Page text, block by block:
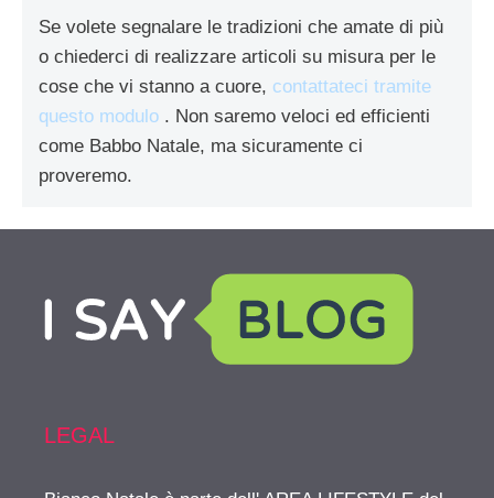
Se volete segnalare le tradizioni che amate di più
o chiederci di realizzare articoli su misura per le
cose che vi stanno a cuore, contattateci tramite
questo modulo . Non saremo veloci ed efficienti
come Babbo Natale, ma sicuramente ci
proveremo.
LEGAL